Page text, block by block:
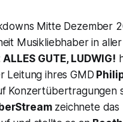
Mitte Dezember
Musikliebhaber in
ALLES GUTE, LUDWIG!
Leitung ihres GMD
Konzertübertragungen
zeichnete das